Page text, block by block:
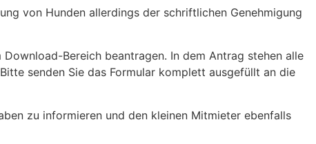
von Hunden allerdings der schriftlichen Genehmigung
Download-Bereich beantragen. In dem Antrag stehen alle
senden Sie das Formular komplett ausgefüllt an die
zu informieren und den kleinen Mitmieter ebenfalls